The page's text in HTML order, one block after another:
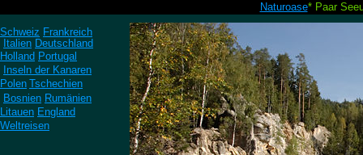
Naturoase* Paar
Schweiz Frankreich
Italien Deutschland
Holland Portugal
Inseln der Kanaren
Polen Tschechien
Bosnien Rumänien
Litauen England
Weltreisen